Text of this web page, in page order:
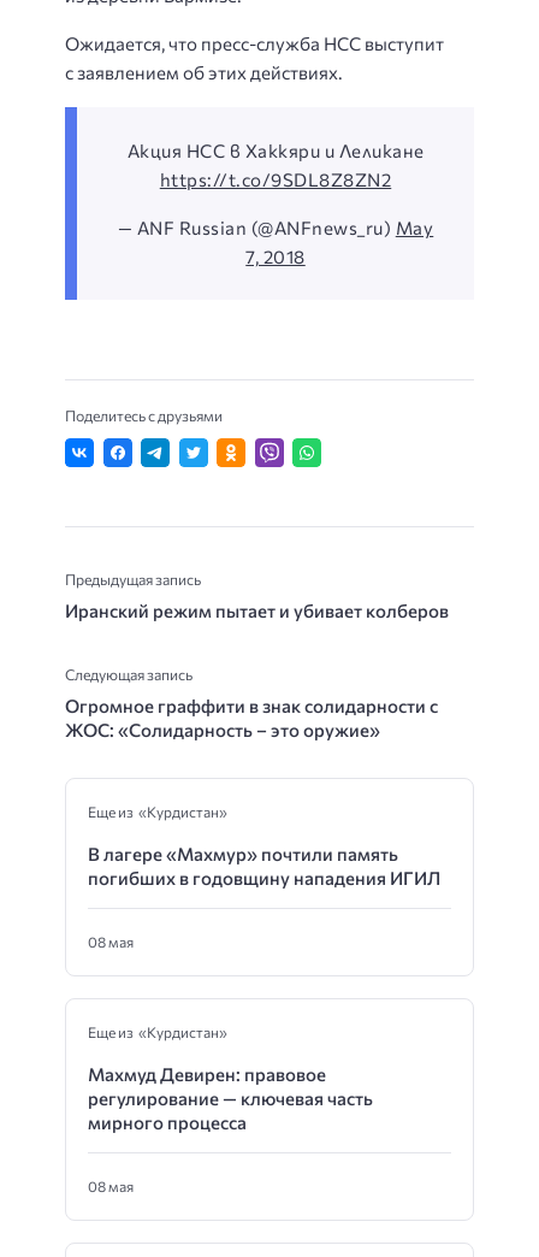
Ожидается, что пресс-служба НСС выступит
с заявлением об этих действиях.
Акция НСС в Хаккяри и Леликане
https://t.co/9SDL8Z8ZN2
— ANF Russian (@ANFnews_ru) May
7, 2018
Поделитесь с друзьями
Предыдущая запись
Иранский режим пытает и убивает колберов
Следующая запись
Огромное граффити в знак солидарности с
ЖОС: «Солидарность – это оружие»
Еще из «Курдистан»
В лагере «Махмур» почтили память
погибших в годовщину нападения ИГИЛ
08 мая
Еще из «Курдистан»
Махмуд Девирен: правовое
регулирование — ключевая часть
мирного процесса
08 мая